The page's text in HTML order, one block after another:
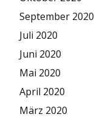
September 2020
Juli 2020
Juni 2020
Mai 2020
April 2020
März 2020